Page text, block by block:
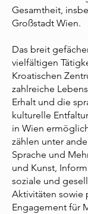
Gesamtheit,
Großstadt Wien.
Das breit
vielfältigen
Kroatischen
zahlreiche
Erhalt und die
kulturelle
in Wien
zählen unter
Sprache und
und Kunst,
soziale und
Aktivitäten sowie
Engagement für